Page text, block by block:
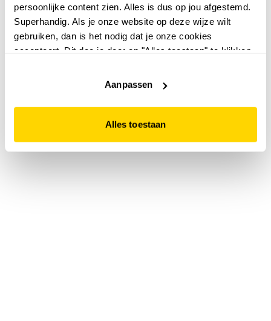
persoonlijke content zien. Alles is dus op jou afgestemd.
Superhandig. Als je onze website op deze wijze wilt
gebruiken, dan is het nodig dat je onze cookies
accepteert. Dit doe je door op "Alles toestaan" te klikken.
website niet optimaal functioneert.
Aanpassen
Alles toestaan